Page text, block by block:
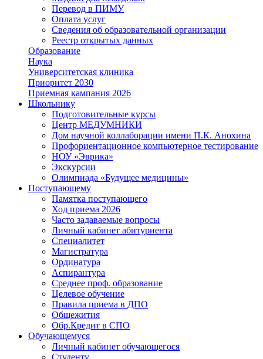
Перевод в ПИМУ
Оплата услуг
Сведения об образовательной организации
Реестр открытых данных
Образование
Наука
Университетская клиника
Приоритет 2030
Приемная кампания 2026
Школьнику
Подготовительные курсы
Центр МЕДУМНИКИ
Дом научной коллаборации имени П.К. Анохина
Профориентационное компьютерное тестирование
НОУ «Эврика»
Экскурсии
Олимпиада «Будущее медицины»
Поступающему
Памятка поступающего
Ход приема 2026
Часто задаваемые вопросы
Личный кабинет абитуриента
Специалитет
Магистратура
Ординатура
Аспирантура
Среднее проф. образование
Целевое обучение
Правила приема в ДПО
Общежития
Обр.Кредит в СПО
Обучающемуся
Личный кабинет обучающегося
Студенту